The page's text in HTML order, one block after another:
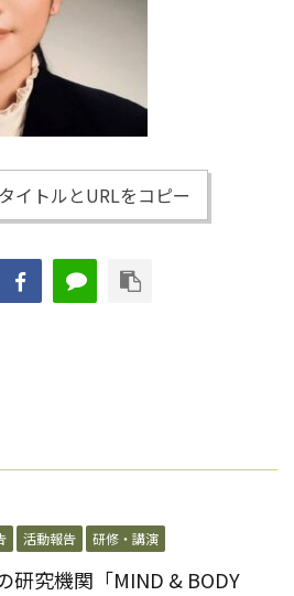
イトルとURLをコピー
活動報告 研修・講演
研究機関「MIND & BODY